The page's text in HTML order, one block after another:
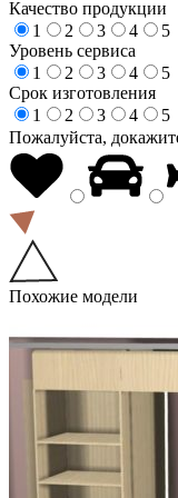
Качество продукции
1
2 3 4
5
Уровень сервиса
1
2 3 4
5
Срок изготовления
1
2 3 4
5
Пожалуйста,
Похожие модели